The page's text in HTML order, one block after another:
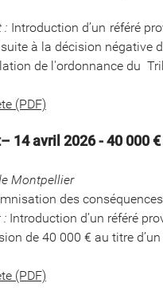
: Introduction d’un référé
à la décision négative
de l'ordonnance du
(PDF)
14 avril 2026 - 40 000
Montpellier
des
: Introduction d’un référé
de 40 000 € au titre
(PDF)